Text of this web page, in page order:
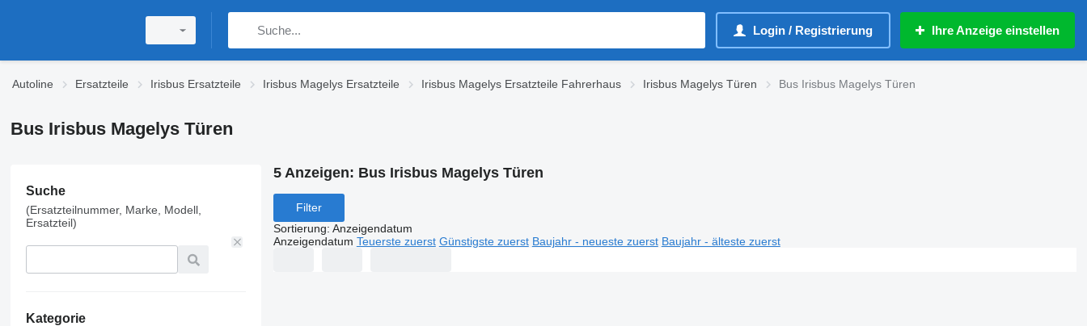
Login / Registrierung Ihre Anzeige einstellen
Autoline Ersatzteile Irisbus Ersatzteile Irisbus Magelys Ersatzteile Irisbus Magelys Ersatzteile Fahrerhaus Irisbus Magelys Türen Bus Irisbus Magelys Türen
Bus Irisbus Magelys Türen
Suche
(Ersatzteilnummer, Marke, Modell,
Ersatzteil)
Kategorie
5 Anzeigen: Bus Irisbus Magelys Türen
Filter
Sortierung: Anzeigendatum
Anzeigendatum Teuerste zuerst Günstigste zuerst Baujahr - neueste zuerst Baujahr - älteste zuerst